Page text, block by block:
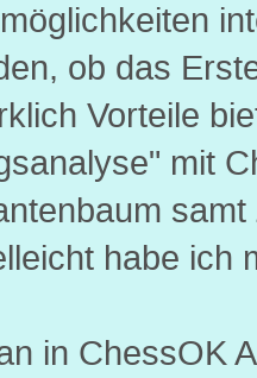
ob das
Vorteile
mit
habe ich
in ChessOK